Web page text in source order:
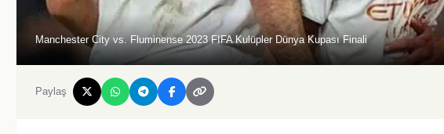
Manchester City vs. Fluminense 2023 FIFA Kulüpler Dünya Kupası Finali
Paylaş